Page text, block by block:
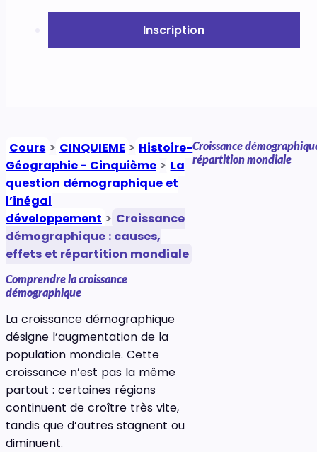
Inscription
Cours > CINQUIEME > Histoire-
Géographie - Cinquième > La
question démographique et
l’inégal
développement > Croissance
démographique : causes,
effets et répartition mondiale
Croissance
répartition mondiale
Comprendre la croissance
démographique
La croissance démographique
désigne l’augmentation de la
population mondiale. Cette
croissance n’est pas la même
partout : certaines régions
continuent de croître très vite,
tandis que d’autres stagnent ou
diminuent.